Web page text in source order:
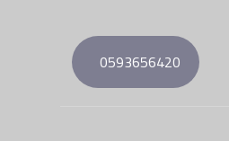
0593656420